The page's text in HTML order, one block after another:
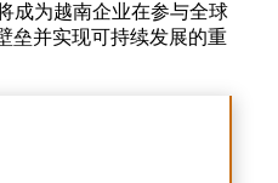
成为越南企业在参与全球
垒并实现可持续发展的重